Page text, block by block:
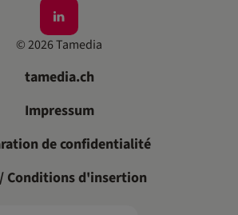
©2026Tamedia
tamedia.ch
Impressum
de confidentialité
/ Conditions d'insertion